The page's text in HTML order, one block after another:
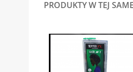
PRODUKTY W TEJ